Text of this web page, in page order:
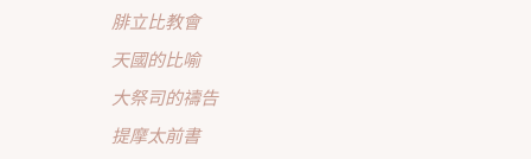
腓立比教會
天國的比喻
大祭司的禱告
提摩太前書